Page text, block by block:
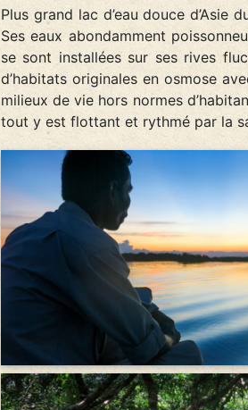
Plus grand lac d’eau douce d’Asie
Ses eaux abondamment
se sont installées sur ses rives
d’habitats originales en osmose
milieux de vie hors normes
tout y est flottant et rythmé par la